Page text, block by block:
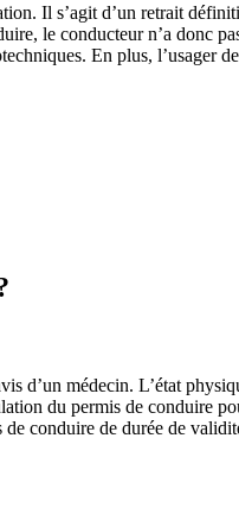
Il s’agit d’un retrait
le conducteur n’a donc
En plus, l’usager
d’un médecin. L’état
du permis de conduire
conduire de durée de